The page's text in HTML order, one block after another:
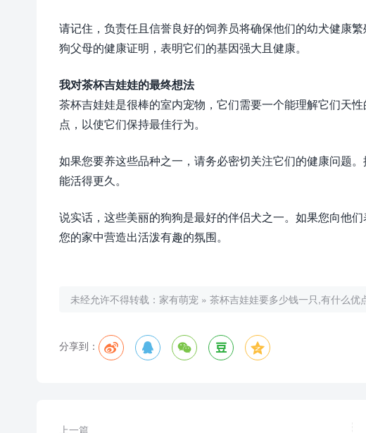
请记住，负责任且信誉良好的饲养员将确保他们的幼犬健康
狗父母的健康证明，表明它们的基因强大且健康。
我对茶杯吉娃娃的最终想法
茶杯吉娃娃是很棒的室内宠物，它们需要一个能理解它们天
点，以使它们保持最佳行为。
如果您要养这些品种之一，请务必密切关注它们的健康问题
能活得更久。
说实话，这些美丽的狗狗是最好的伴侣犬之一。如果您向他
您的家中营造出活泼有趣的氛围。
未经允许不得转载： 家有萌宠 » 茶杯吉娃娃要多少钱一只,有什么优
分享到：
上一篇